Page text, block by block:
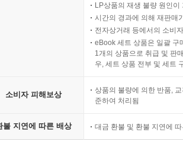
LP상품의 재생 불량 원인
시간의 경과에 의해 재판매
전자상거래 등에서의 소비
eBook 세트 상품은 일괄 구
1개의 상품으로 취급 및 판
우, 세트 상품 전부 및 세트
소비자 피해보상
상품의 불량에 의한 반품,
준하여 처리됨
불 지연에 따른 배상 대금 환불 및 환불 지연에